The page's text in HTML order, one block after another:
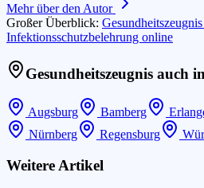
Mehr über den Autor
Großer Überblick:
Infektionsschutzbelehrung online
Gesundheitszeugnis auch in
Augsburg Bamberg
Nürnberg
Regensburg
Weitere Artikel